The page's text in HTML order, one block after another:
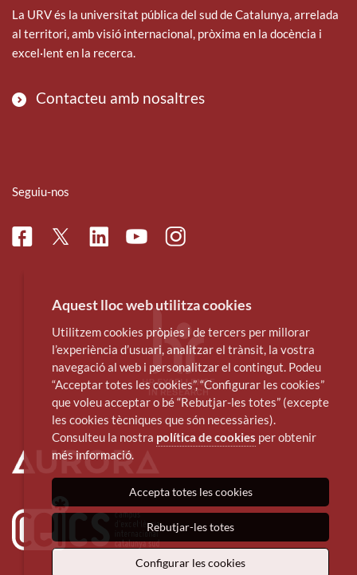
La URV és la universitat pública del sud de Catalunya, arrelada
al territori, amb visió internacional, pròxima en la docència i
excel·lent en la recerca.
Contacteu amb nosaltres
Seguiu-nos
FacebookTwitterLinkedinYoutubeInstagram
Aquest lloc web utilitza cookies
Utilitzem cookies pròpies i de tercers per millorar
l’experiència d’usuari, analitzar el trànsit, la vostra
navegació al web i personalitzar el contingut. Podeu
“Acceptar totes les cookies”, “Configurar les cookies”
que voleu acceptar o bé “Rebutjar-les totes” (excepte
les cookies tècniques que són necessàries).
Consulteu la nostra política de cookies per obtenir
més informació.
Accepta totes les cookies
Rebutjar-les totes
Configurar les cookies